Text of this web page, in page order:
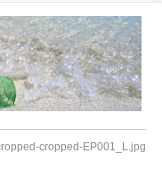
cropped-EP001_L.jpg